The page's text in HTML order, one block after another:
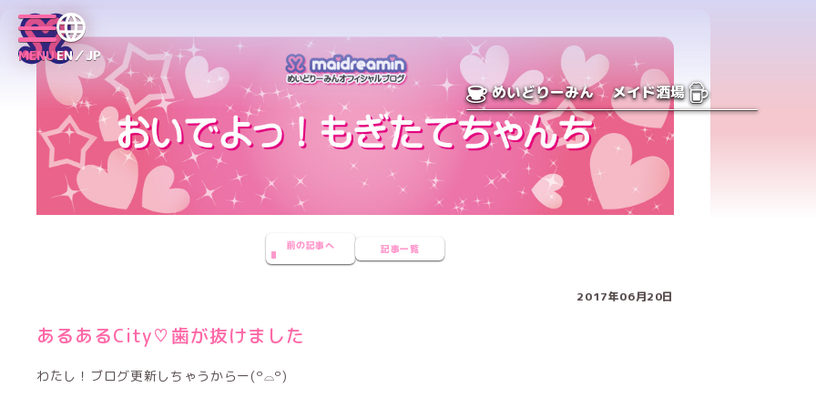
MENUEN／JP
めいどりーみん メイド酒場
前の記事へ 記事一覧
2017年06月20日
あるあるCity♡歯が抜けました
わたし！ブログ更新しちゃうからー(꒪⌓꒪)